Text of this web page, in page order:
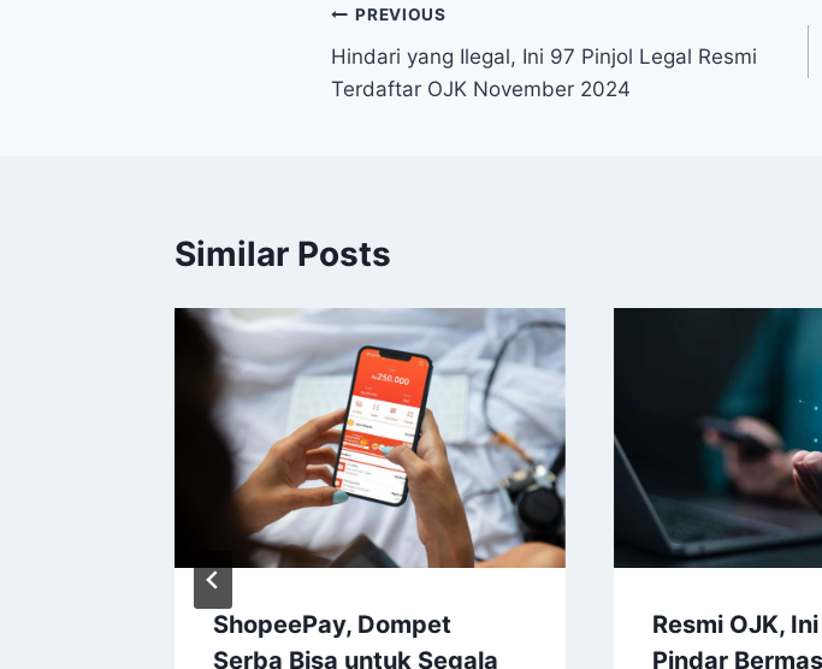
Post
navigation
PREVIOUS
Hindari yang Ilegal, Ini 97 Pinjol Legal Resmi
Terdaftar OJK November 2024
Similar Posts
ShopeePay, Dompet
Serba Bisa untuk Segala
Resmi OJK,
Pindar